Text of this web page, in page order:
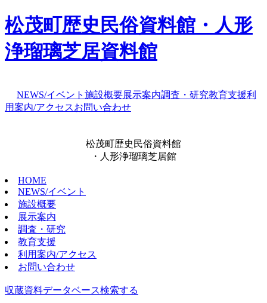
松茂町歴史民俗資料館・人形
浄瑠璃芝居資料館
NEWS/イベント 施設概要展示案内調査・研究教育支援利
用案内/アクセスお問い合わせ
松茂町歴史民俗資料館
・人形浄瑠璃芝居館
HOME
NEWS/イベント
施設概要
展示案内
調査・研究
教育支援
利用案内/アクセス
お問い合わせ
収蔵資料データベース検索する